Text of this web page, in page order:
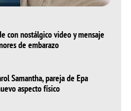
con nostálgico video y mensaje
de embarazo
Samantha, pareja de Epa
aspecto físico